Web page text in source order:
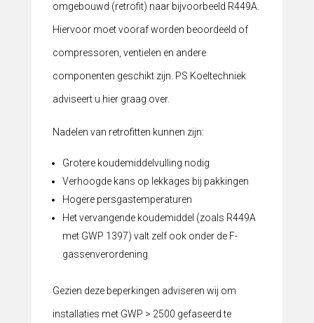
omgebouwd (retrofit) naar bijvoorbeeld R449A.
Hiervoor moet vooraf worden beoordeeld of
compressoren, ventielen en andere
componenten geschikt zijn. PS Koeltechniek
adviseert u hier graag over.
Nadelen van retrofitten kunnen zijn:
Grotere koudemiddelvulling nodig
Verhoogde kans op lekkages bij pakkingen
Hogere persgastemperaturen
Het vervangende koudemiddel (zoals R449A
met GWP 1397) valt zelf ook onder de F-
gassenverordening
Gezien deze beperkingen adviseren wij om
installaties met GWP > 2500 gefaseerd te